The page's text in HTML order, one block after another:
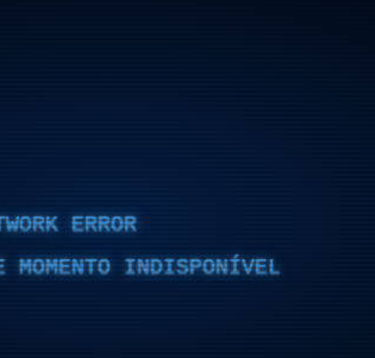
ERROR
MOMENTO INDISPONÍVEL